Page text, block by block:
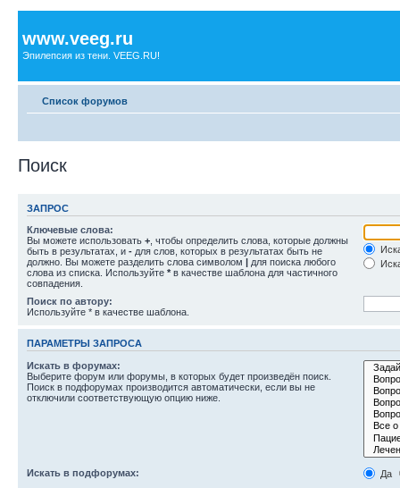
www.veeg.ru
Эпилепсия из тени. VEEG.RU!
Список форумов
Поиск
ЗАПРОС
Ключевые слова:
Вы можете использовать + , чтобы определить слова, которые должны
быть в результатах, и - для слов, которых в результатах быть не
должно. Вы можете разделить слова символом | для поиска любого
слова из списка. Используйте * в качестве шаблона для частичного
совпадения.
Поиск по автору:
Используйте * в качестве шаблона.
ПАРАМЕТРЫ ЗАПРОСА
Искать в форумах:
Выберите форум или форумы, в которых будет произведён поиск.
Поиск в подфорумах производится автоматически, если вы не
отключили соответствующую опцию ниже.
Искать в подфорумах:
Да